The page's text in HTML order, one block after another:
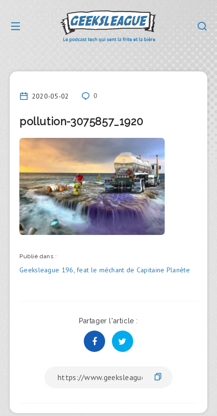
2020-05-02 0
pollution-3075857_1920
Publié dans :
Navigation
Geeksleague 196, feat le méchant de Capitaine Planète
Partager l'article :